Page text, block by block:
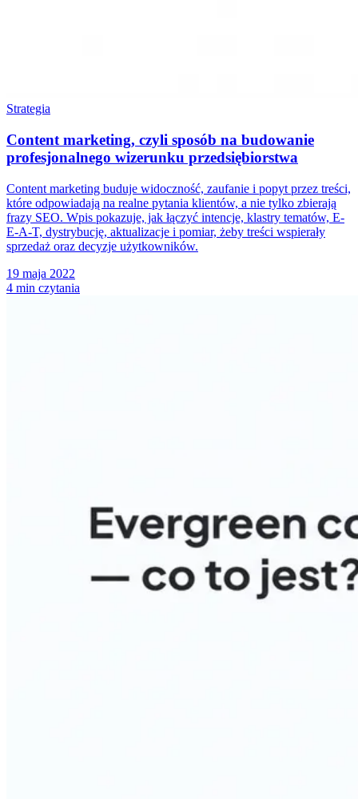
Strategia
Content marketing, czyli sposób na budowanie
profesjonalnego wizerunku przedsiębiorstwa
Content marketing buduje widoczność, zaufanie i popyt przez treści,
które odpowiadają na realne pytania klientów, a nie tylko zbierają
frazy SEO. Wpis pokazuje, jak łączyć intencje, klastry tematów, E-
E-A-T, dystrybucję, aktualizacje i pomiar, żeby treści wspierały
sprzedaż oraz decyzje użytkowników.
19 maja 2022
4 min czytania